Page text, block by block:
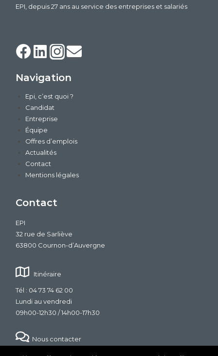
EPI, depuis 27 ans au service des entreprises et salariés
Navigation
Epi, c’est quoi ?
Candidat
Entreprise
Équipe
Offres d’emplois
Actualités
Contact
Mentions légales
Contact
EPI
32 rue de Sarliève
63800 Cournon-d’Auvergne
Itinéraire
Tél : 04 73 74 62 00
Lundi au vendredi
09h00-12h30 / 14h00-17h30
Nous contacter